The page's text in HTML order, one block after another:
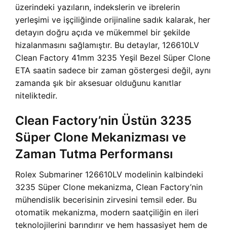
üzerindeki yazıların, indekslerin ve ibrelerin
yerleşimi ve işçiliğinde orijinaline sadık kalarak, her
detayın doğru açıda ve mükemmel bir şekilde
hizalanmasını sağlamıştır. Bu detaylar, 126610LV
Clean Factory 41mm 3235 Yeşil Bezel Süper Clone
ETA saatin sadece bir zaman göstergesi değil, aynı
zamanda şık bir aksesuar olduğunu kanıtlar
niteliktedir.
Clean Factory’nin Üstün 3235
Süper Clone Mekanizması ve
Zaman Tutma Performansı
Rolex Submariner 126610LV modelinin kalbindeki
3235 Süper Clone mekanizma, Clean Factory’nin
mühendislik becerisinin zirvesini temsil eder. Bu
otomatik mekanizma, modern saatçiliğin en ileri
teknolojilerini barındırır ve hem hassasiyet hem de